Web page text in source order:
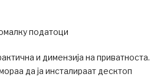
податоци
и димензија на приватноста.
да ја инсталираат десктоп